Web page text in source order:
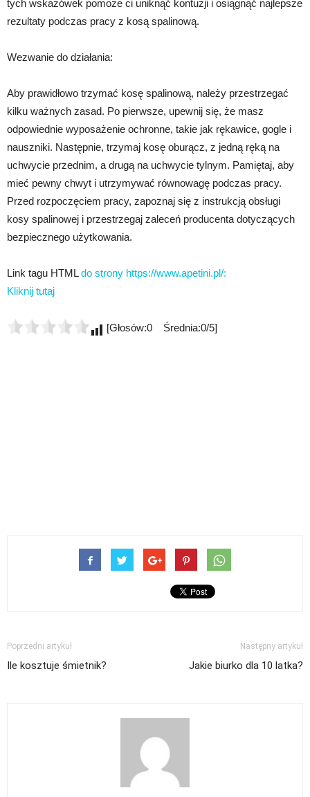
tych wskazówek pomoże ci uniknąć kontuzji i osiągnąć najlepsze
rezultaty podczas pracy z kosą spalinową.
Wezwanie do działania:
Aby prawidłowo trzymać kosę spalinową, należy przestrzegać
kilku ważnych zasad. Po pierwsze, upewnij się, że masz
odpowiednie wyposażenie ochronne, takie jak rękawice, gogle i
nauszniki. Następnie, trzymaj kosę oburącz, z jedną ręką na
uchwycie przednim, a drugą na uchwycie tylnym. Pamiętaj, aby
mieć pewny chwyt i utrzymywać równowagę podczas pracy.
Przed rozpoczęciem pracy, zapoznaj się z instrukcją obsługi
kosy spalinowej i przestrzegaj zaleceń producenta dotyczących
bezpiecznego użytkowania.
Link tagu HTMLdo strony https://www.apetini.pl/:
Kliknij tutaj
[Głosów:0 Średnia:0/5]
Poprzedni artykuł
Ile kosztuje śmietnik?
Następny artykuł
Jakie biurko dla 10 latka?